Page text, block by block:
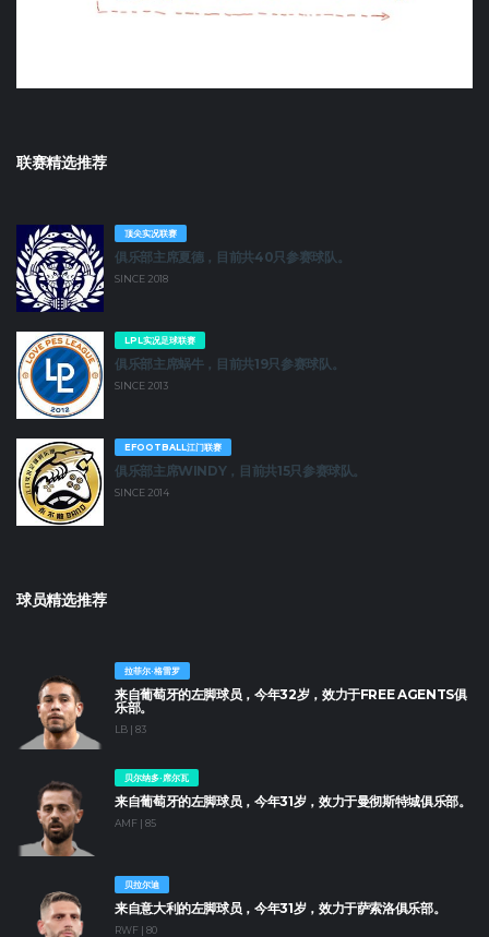
联赛精选推荐
顶尖实况联赛
俱乐部主席夏德，目前共40只参赛球队。
SINCE 2018
LPL实况足球联赛
俱乐部主席蜗牛，目前共19只参赛球队。
SINCE 2013
EFOOTBALL江门联赛
俱乐部主席WINDY，目前共15只参赛球队。
SINCE 2014
球员精选推荐
拉菲尔·格雷罗
来自葡萄牙的左脚球员，今年32岁，效力于FREE AGENTS俱
乐部。
LB | 83
贝尔纳多·席尔瓦
来自葡萄牙的左脚球员，今年31岁，效力于曼彻斯特城俱乐部。
AMF | 85
贝拉尔迪
来自意大利的左脚球员，今年31岁，效力于萨索洛俱乐部。
RWF | 80